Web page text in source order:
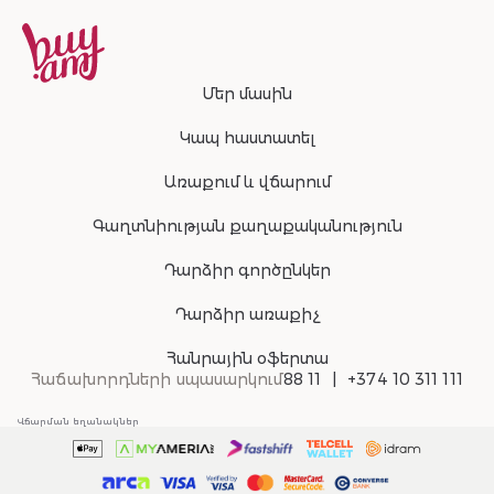
Մեր մասին
Կապ հաստատել
Առաքում և վճարում
Գաղտնիության քաղաքականություն
Դարձիր գործընկեր
Դարձիր առաքիչ
Հանրային օֆերտա
Հաճախորդների սպասարկում88 11 +374 10 311 111
Վճարման եղանակներ